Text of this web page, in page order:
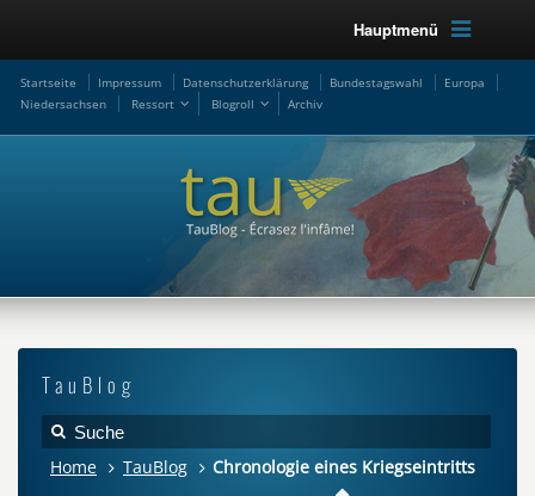
Hauptmenü
Startseite Impressum Datenschutzerklärung Bundestagswahl
Europa
Niedersachsen
Ressort Blogroll Archiv
TauBlog
Home TauBlog Chronologie eines Kriegseintritts